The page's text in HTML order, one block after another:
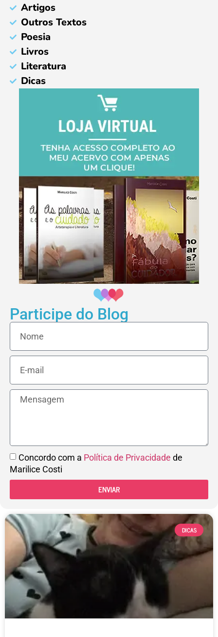
Artigos
Outros Textos
Poesia
Livros
Literatura
Dicas
Participe do Blog
Concordo com a Política de Privacidade de
Marilice Costi
ENVIAR
DICAS